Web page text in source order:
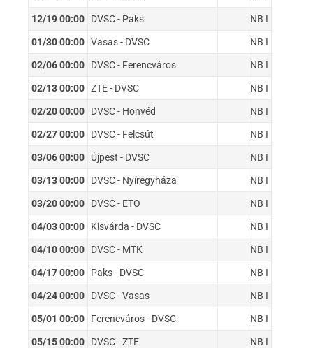
12/19 00:00 DVSC - Paks NB I
01/30 00:00 Vasas - DVSC NB I
02/06 00:00 DVSC - Ferencváros NB I
02/13 00:00 ZTE - DVSC NB I
02/20 00:00 DVSC - Honvéd NB I
02/27 00:00 DVSC - Felcsút NB I
03/06 00:00 Újpest - DVSC NB I
03/13 00:00 DVSC - Nyíregyháza NB I
03/20 00:00 DVSC - ETO NB I
04/03 00:00 Kisvárda - DVSC NB I
04/10 00:00 DVSC - MTK NB I
04/17 00:00 Paks - DVSC NB I
04/24 00:00 DVSC - Vasas NB I
05/01 00:00 Ferencváros - DVSC NB I
05/15 00:00 DVSC - ZTE NB I